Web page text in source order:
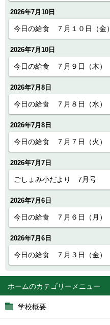
ホーム
学校概要
2026年7月10日
今日の給食 ７月１０日（金）
2026年7月10日
今日の給食 ７月９日（木）
2026年7月8日
今日の給食 ７月８日（水）
2026年7月8日
今日の給食 ７月７日（火）
2026年7月7日
ごしょみ小だより 7月号
2026年7月6日
今日の給食 ７月６日（月）
2026年7月6日
今日の給食 ７月３日（金）